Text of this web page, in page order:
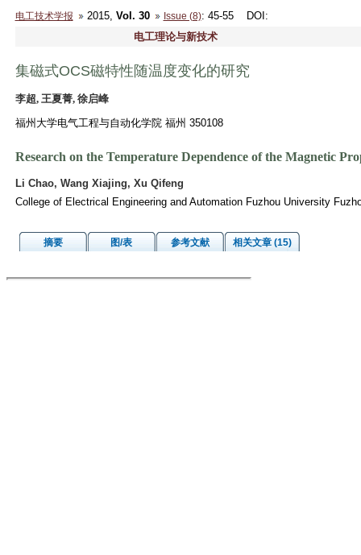
电工技术学报 2015, Vol. 30 Issue (8): 45-55 DOI :
电工理论与新技术
集磁式OCS磁特性随温度变化的研究
李超, 王夏菁, 徐启峰
福州大学电气工程与自动化学院 福州 350108
Research on the Temperature Dependence of the Magnetic
Li Chao, Wang Xiajing, Xu Qifeng
College of Electrical Engineering and Automation Fuzhou University
摘要 图/表 参考文献 相关文章 (15)